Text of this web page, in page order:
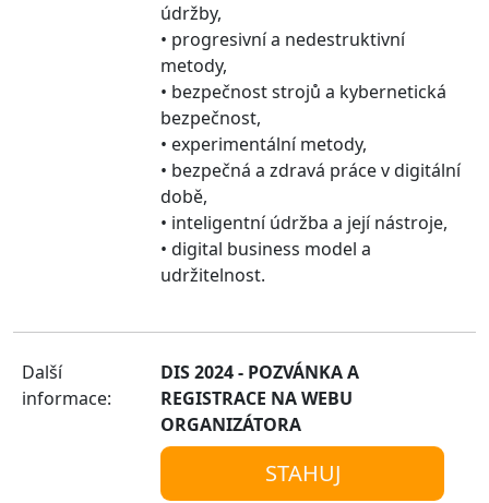
údržby,
• progresivní a nedestruktivní
metody,
• bezpečnost strojů a kybernetická
bezpečnost,
• experimentální metody,
• bezpečná a zdravá práce v digitální
době,
• inteligentní údržba a její nástroje,
• digital business model a
udržitelnost.
Další
informace:
DIS 2024 - POZVÁNKA A
REGISTRACE NA WEBU
ORGANIZÁTORA
STAHUJ